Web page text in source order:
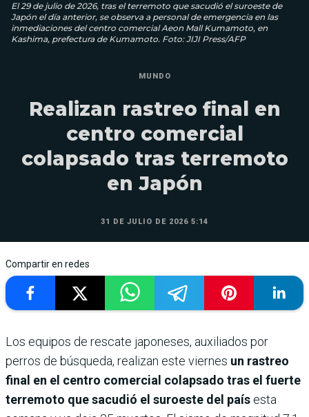
El 29 de julio de 2026, tras el terremoto que sacudió el suroeste de
Japón el día anterior, se observa a personal de emergencia en las
inmediaciones del centro comercial Aeon Mall Kumamoto, en
Kashima, prefectura de Kumamoto. Foto: JIJI Press/AFP
MUNDO
Realizan rastreo final en
centro comercial
colapsado tras terremoto
en Japón
31 DE JULIO DE 2026 5:14
Compartir en redes
Los equipos de rescate japoneses, auxiliados por
perros de búsqueda, realizan este viernes un rastreo
final en el centro comercial colapsado tras el fuerte
terremoto que sacudió el suroeste del país esta